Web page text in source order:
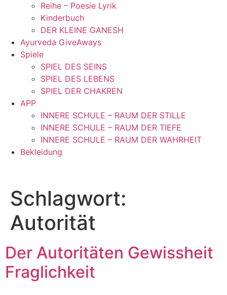
Reihe – Poesie Lyrik
Kinderbuch
DER KLEINE GANESH
Ayurveda GiveAways
Spiele
SPIEL DES SEINS
SPIEL DES LEBENS
SPIEL DER CHAKREN
APP
INNERE SCHULE – RAUM DER STILLE
INNERE SCHULE – RAUM DER TIEFE
INNERE SCHULE – RAUM DER WAHRHEIT
Bekleidung
Schlagwort:
Autorität
Der Autoritäten Gewissheit
Fraglichkeit